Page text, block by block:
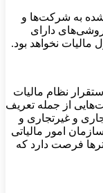
به شرکت‌ها و
دارای
نخواهد بود.
نظام مالیات
از جمله تعریف
و غیرتجاری و
امور مالیاتی
بسترها فرصت دارد که